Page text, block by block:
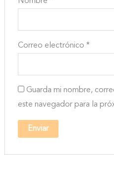
Correo electrónico*
Guarda mi nombre,
este navegador para la